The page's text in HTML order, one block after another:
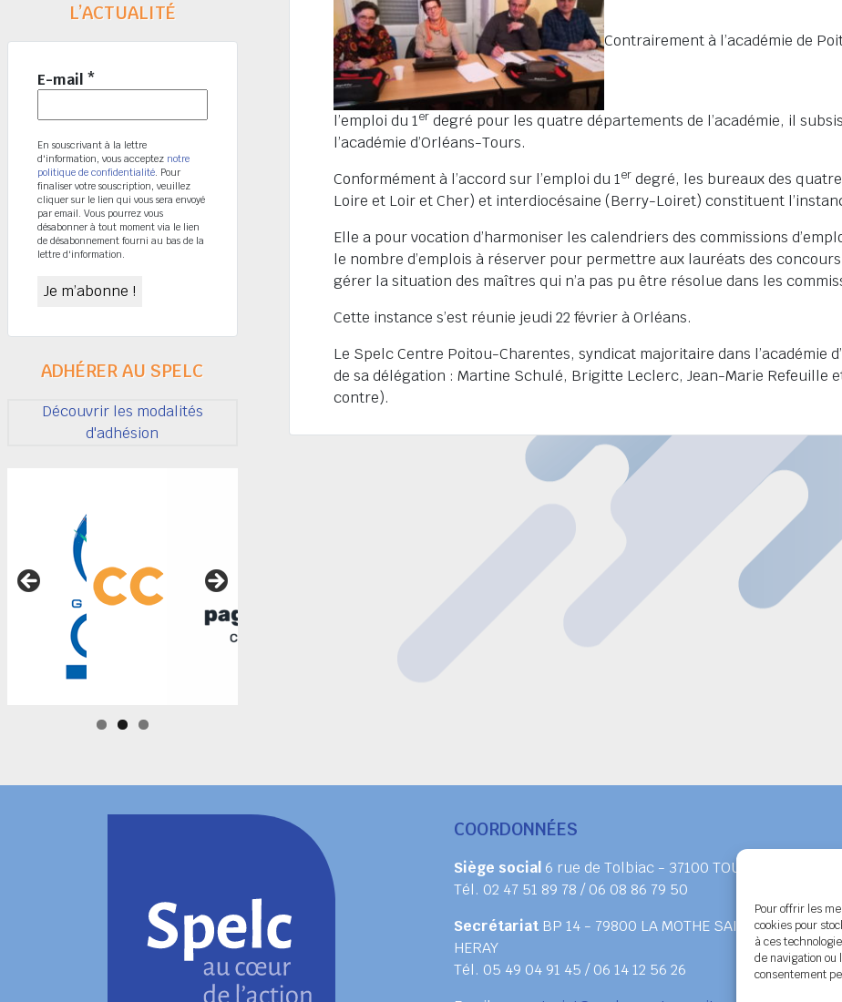
Pour offrir les
cookies pour
à ces
de navigation ou
consentement
Contrairement à l’académie de
l’emploi du 1erdegré pour les quatre départements de l’académie, il
l’académie d’Orléans-Tours.
Conformément à l’accord sur l’emploi du 1erdegré, les bureaux des
Loire et Loir et Cher) et interdiocésaine (Berry-Loiret) constituent
Elle a pour vocation d’harmoniser les calendriers des commissions
le nombre d’emplois à réserver pour permettre aux lauréats des
gérer la situation des maîtres qui n’a pas pu être résolue dans les
Cette instance s’est réunie jeudi 22 février à Orléans.
Le Spelc Centre Poitou-Charentes, syndicat majoritaire dans l’académie
de sa délégation : Martine Schulé, Brigitte Leclerc, Jean-Marie Refeuille
contre).
L’ACTUALITÉ
E-mail *
En souscrivant à la lettre
d'information, vous acceptez notre
politique de confidentialité . Pour
finaliser votre souscription, veuillez
cliquer sur le lien qui vous sera envoyé
par email. Vous pourrez vous
désabonner à tout moment via le lien
de désabonnement fourni au bas de la
lettre d'information.
ADHÉRER AU SPELC
Découvrir les modalités
d'adhésion
COORDONNÉES
Siège social 6 rue de Tolbiac - 37100 TOURS
Tél. 02 47 51 89 78 / 06 08 86 79 50
SecrétariatBP 14 - 79800 LA MOTHE SAINT
HERAY
Tél. 05 49 04 91 45 / 06 14 12 56 26